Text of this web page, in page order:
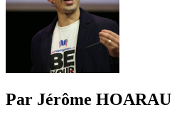
Par Jérôme HOARAU